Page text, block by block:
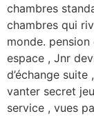
chambres
chambres qui
monde.
espace , Jnr
d’échange
vanter secret
service , vues